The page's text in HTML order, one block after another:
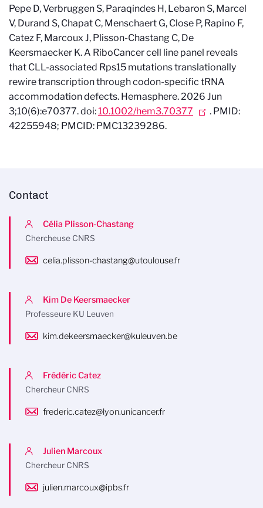
Pepe D, Verbruggen S, Paraqindes H, Lebaron S, Marcel
V, Durand S, Chapat C, Menschaert G, Close P, Rapino F,
Catez F, Marcoux J, Plisson-Chastang C, De
Keersmaecker K. A RiboCancer cell line panel reveals
that CLL-associated Rps15 mutations translationally
rewire transcription through codon-specific tRNA
accommodation defects. Hemasphere. 2026 Jun
3;10(6):e70377. doi:10.1002/hem3.70377
. PMID:
42255948; PMCID: PMC13239286.
Contact
Célia Plisson-Chastang
Chercheuse CNRS
celia.plisson-chastang@utoulouse.fr
Kim De Keersmaecker
Professeure KU Leuven
kim.dekeersmaecker@kuleuven.be
Frédéric Catez
Chercheur CNRS
frederic.catez@lyon.unicancer.fr
Julien Marcoux
Chercheur CNRS
julien.marcoux@ipbs.fr